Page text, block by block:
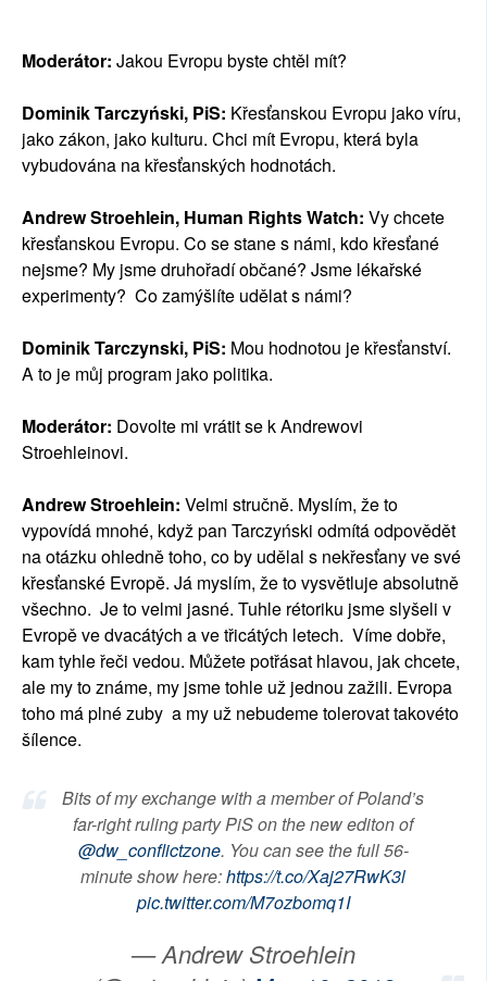
PLNÁ VERZE STRÁNEK
Moderátor: Jakou Evropu byste chtěl mít?
Dominik Tarczyński, PiS: Křesťanskou Evropu jako víru,
jako zákon, jako kulturu. Chci mít Evropu, která byla
vybudována na křesťanských hodnotách.
Andrew Stroehlein, Human Rights Watch: Vy chcete
křesťanskou Evropu. Co se stane s námi, kdo křesťané
nejsme? My jsme druhořadí občané? Jsme lékařské
experimenty? Co zamýšlíte udělat s námi?
Dominik Tarczynski, PiS: Mou hodnotou je křesťanství.
A to je můj program jako politika.
Moderátor: Dovolte mi vrátit se k Andrewovi
Stroehleinovi.
Andrew Stroehlein: Velmi stručně. Myslím, že to
vypovídá mnohé, když pan Tarczyński odmítá odpovědět
na otázku ohledně toho, co by udělal s nekřesťany ve své
křesťanské Evropě. Já myslím, že to vysvětluje absolutně
všechno. Je to velmi jasné. Tuhle rétoriku jsme slyšeli v
Evropě ve dvacátých a ve třicátých letech. Víme dobře,
kam tyhle řeči vedou. Můžete potřásat hlavou, jak chcete,
ale my to známe, my jsme tohle už jednou zažili. Evropa
toho má plné zuby a my už nebudeme tolerovat takovéto
šílence.
Bits of my exchange with a member of Poland’s
far-right ruling party PiS on the new editon of
@dw_conflictzone. You can see the full 56-
minute show here:https://t.co/Xaj27RwK3l
pic.twitter.com/M7ozbomq1I
— Andrew Stroehlein